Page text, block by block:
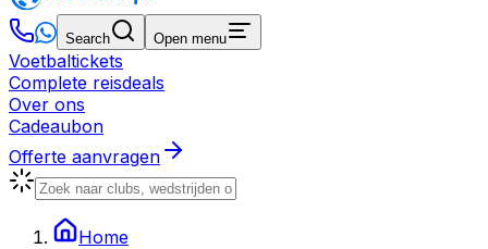
Search Open menu
Voetbaltickets
Complete reisdeals
Over ons
Cadeaubon
Offerte aanvragen
Home